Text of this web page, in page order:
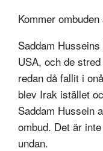
Kommer
Saddam
USA, och de
redan då fallit i
blev Irak istället
Saddam Hussein
ombud. Det är
undan.